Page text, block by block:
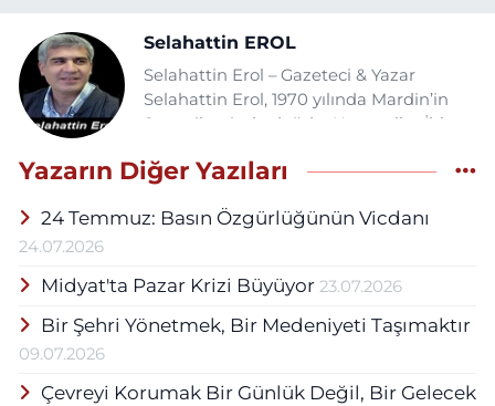
Selahattin EROL
Selahattin Erol – Gazeteci & Yazar
Selahattin Erol, 1970 yılında Mardin’in
Savur ilçesinde doğdu. Uzun yıllar İhlas
yaptı ve halen Anadolu Ajansı ile TRT’de
tarafından verilen Sarı Basın Kartı sahibi
platformlarında güncel yazılar
yayınlamaktadır. Evli ve üç çocuk
Yazarın Diğer Yazıları
24 Temmuz: Basın Özgürlüğünün Vicdanı
24.07.2026
Midyat'ta Pazar Krizi Büyüyor 23.07.2026
Bir Şehri Yönetmek, Bir Medeniyeti Taşımaktır
09.07.2026
Çevreyi Korumak Bir Günlük Değil, Bir Gelecek